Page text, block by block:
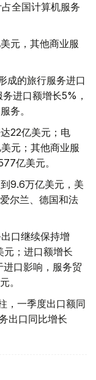
全国计算机服务
元，其他商业服
成的旅行服务进口
进口额增长5%，
务。
22亿美元；电
元；其他商业服
亿美元。
9.6万亿美元，美
尔兰、德国和法
口继续保持增
元；进口额增长
口影响，服务贸
。
，一季度出口额同
出口同比增长